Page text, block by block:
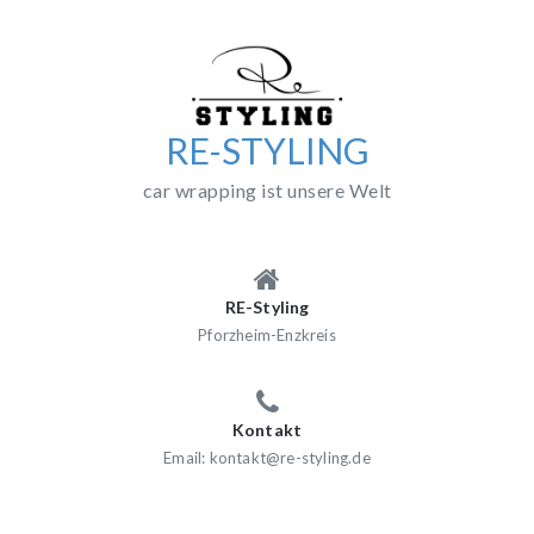
RE-STYLING
car wrapping ist unsere Welt
RE-Styling
Pforzheim-Enzkreis
Kontakt
Email: kontakt@re-styling.de